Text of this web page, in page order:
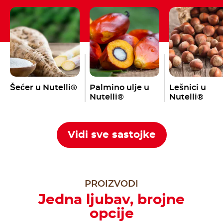
Šećer u Nutelli®
Palmino ulje u
Nutelli®
Lešnici u
Nutelli®
Vidi sve sastojke
PROIZVODI
Jedna ljubav, brojne
opcije